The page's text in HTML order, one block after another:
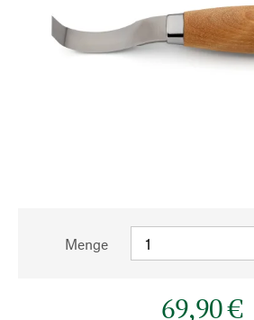
Menge
69,90 €